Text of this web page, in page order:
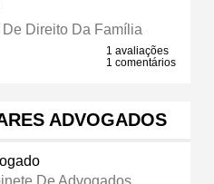
Direito Da Família
1 avaliações
1 comentários
ADVOGADOS
De Advogados